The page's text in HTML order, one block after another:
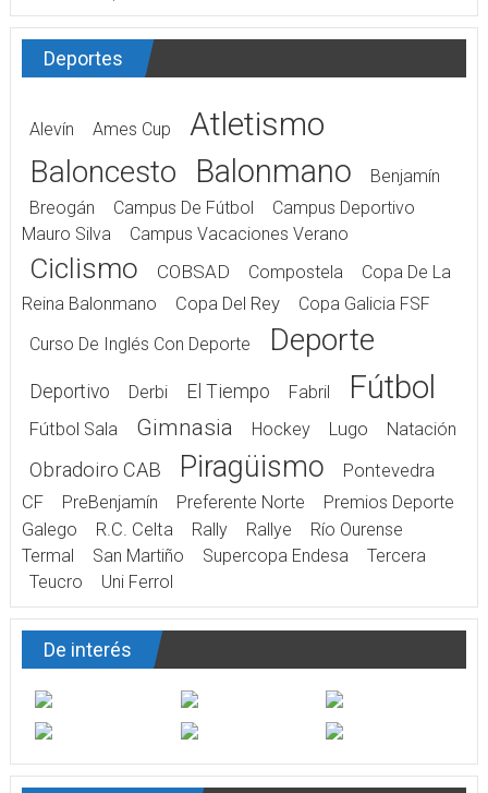
Deportes
Alevín Ames Cup Atletismo
Baloncesto Balonmano
Benjamín
Breogán
Campus De Fútbol
Campus Deportivo
Mauro Silva
Campus Vacaciones Verano
Ciclismo COBSAD Compostela
Copa De La
Reina Balonmano
Copa Del Rey
Copa Galicia FSF
Curso De Inglés Con Deporte
Deporte
Deportivo Derbi El Tiempo Fabril Fútbol
Fútbol Sala Gimnasia Hockey Lugo Natación
Obradoiro CAB Piragüismo
Pontevedra
CF
PreBenjamín Preferente Norte
Premios Deporte
Galego
R.C. Celta Rally Rallye
Río Ourense
Termal
San Martiño Supercopa Endesa
Tercera
Teucro
Uni Ferrol
De interés